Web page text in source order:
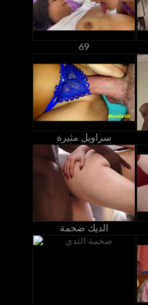
69
سراويل مثيرة
الديك ضخمة